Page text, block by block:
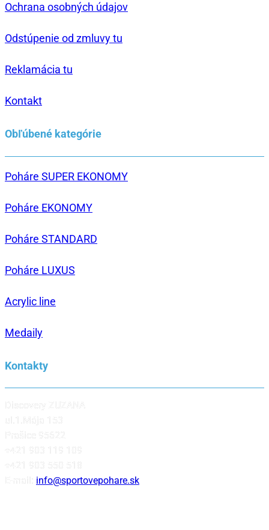
Ochrana osobných údajov
Odstúpenie od zmluvy tu
Reklamácia tu
Kontakt
Obľúbené kategórie
Poháre SUPER EKONOMY
Poháre EKONOMY
Poháre STANDARD
Poháre LUXUS
Acrylic line
Medaily
Kontakty
info@sportovepohare.sk